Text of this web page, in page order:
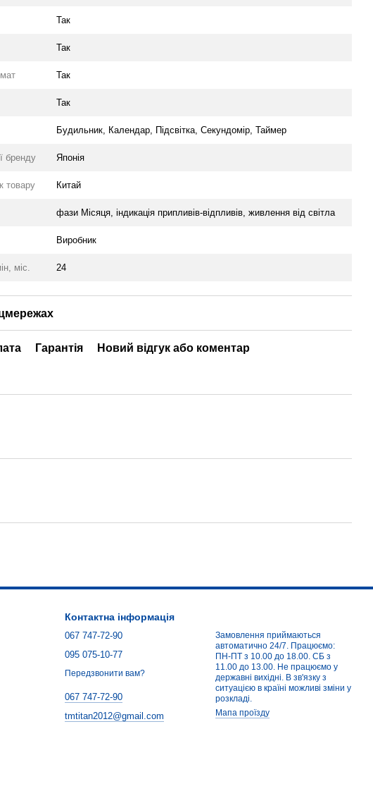
Так
Так
Так
Так
Будильник, Календар, Підсвітка, Секундомір, Таймер
бренду Японія
товару Китай
фази Місяця, індикація припливів-відпливів, живлення від світла
Виробник
міс. 24
Гарантія Новий відгук або коментар
Контактна інформація
067 747-72-90
095 075-10-77
Передзвонити вам?
067 747-72-90
tmtitan2012@gmail.com
Замовлення приймаються
автоматично 24/7. Працюємо:
ПН-ПТ з 10.00 до 18.00. СБ з
11.00 до 13.00. Не працюємо у
державні вихідні. В зв'язку з
ситуацією в країні можливі зміни у
розкладі.
Мапа проїзду